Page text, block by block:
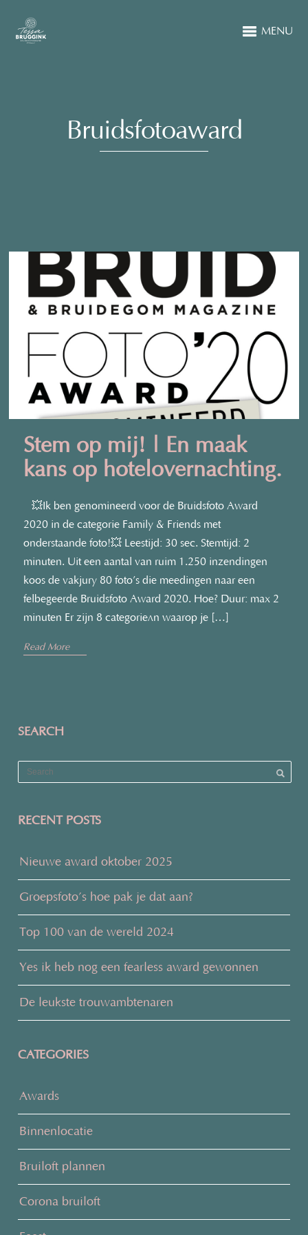
MENU
Bruidsfotoaward
Stem op mij! | En maak
kans op hotelovernachting.
💥Ik ben genomineerd voor de Bruidsfoto Award
2020 in de categorie Family & Friends met
onderstaande foto!💥 Leestijd: 30 sec. Stemtijd: 2
minuten. Uit een aantal van ruim 1.250 inzendingen
koos de vakjury 80 foto’s die meedingen naar een
felbegeerde Bruidsfoto Award 2020. Hoe? Duur: max 2
minuten Er zijn 8 categorieën waarop je […]
Read More
SEARCH
RECENT POSTS
Nieuwe award oktober 2025
Groepsfoto’s hoe pak je dat aan?
Top 100 van de wereld 2024
Yes ik heb nog een fearless award gewonnen
De leukste trouwambtenaren
CATEGORIES
Awards
Binnenlocatie
Bruiloft plannen
Corona bruiloft